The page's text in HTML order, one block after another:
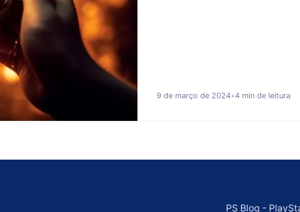
9 de março de 2024•4 min de leitura
PS Blog -